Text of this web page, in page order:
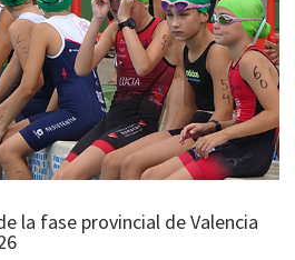
la fase provincial de Valencia